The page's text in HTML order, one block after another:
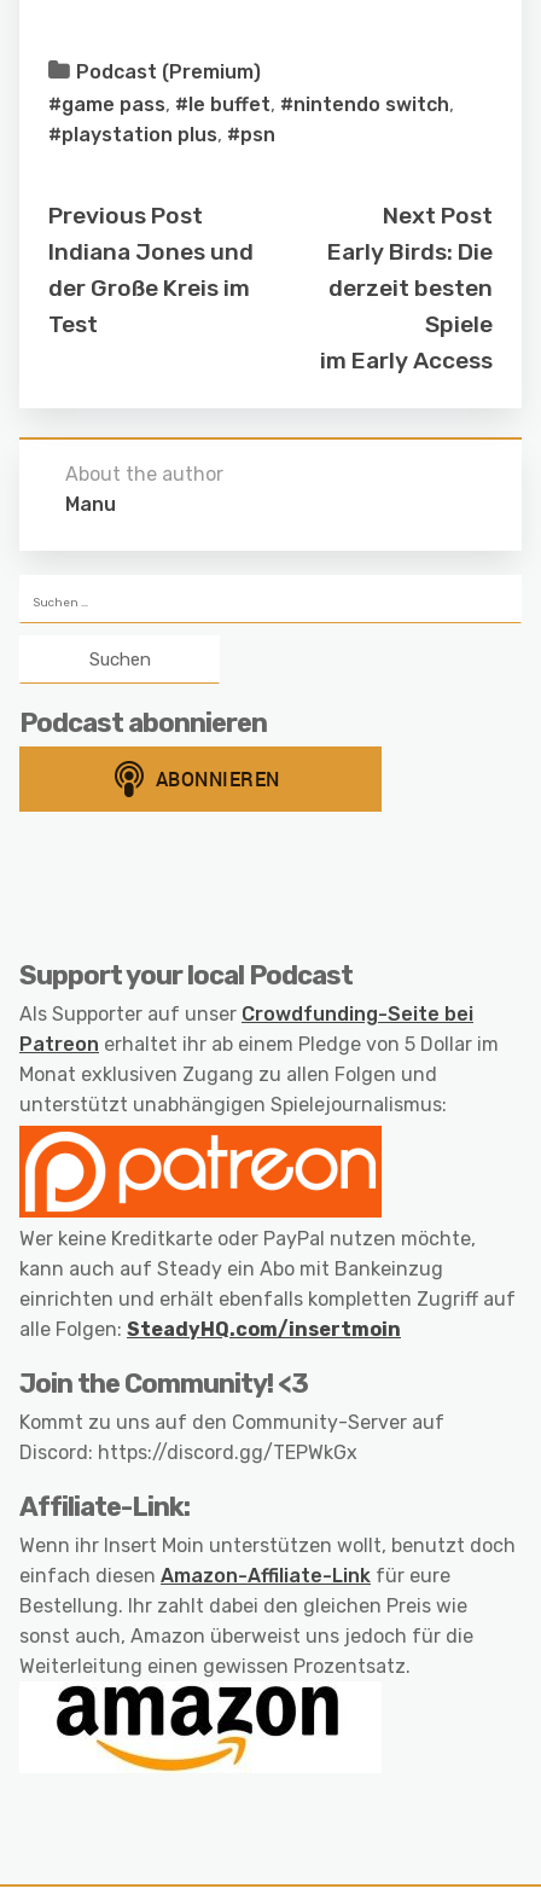
Podcast (Premium)
#game pass, #le buffet, #nintendo switch,
#playstation plus, #psn
Previous Post
Indiana Jones und
der Große Kreis im
Test
Next Post
Early Birds: Die
derzeit besten
Spiele
im Early Access
About the author
Manu
nach:
Podcast abonnieren
Support your local Podcast
Als Supporter auf unser Crowdfunding-Seite bei
Patreon erhaltet ihr ab einem Pledge von 5 Dollar im
Monat exklusiven Zugang zu allen Folgen und
unterstützt unabhängigen Spielejournalismus:
Wer keine Kreditkarte oder PayPal nutzen möchte,
kann auch auf Steady ein Abo mit Bankeinzug
einrichten und erhält ebenfalls kompletten Zugriff auf
alle Folgen: SteadyHQ.com/insertmoin
Join the Community! <3
Kommt zu uns auf den Community-Server auf
Discord: https://discord.gg/TEPWkGx
Affiliate-Link:
Wenn ihr Insert Moin unterstützen wollt, benutzt doch
einfach diesen Amazon-Affiliate-Link für eure
Bestellung. Ihr zahlt dabei den gleichen Preis wie
sonst auch, Amazon überweist uns jedoch für die
Weiterleitung einen gewissen Prozentsatz.